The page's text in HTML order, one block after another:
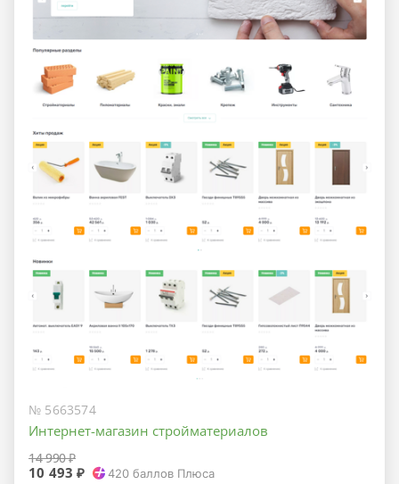
№ 5663574
Интернет-магазин стройматериалов
14 990 ₽
10 493 ₽ 420баллов Плюса